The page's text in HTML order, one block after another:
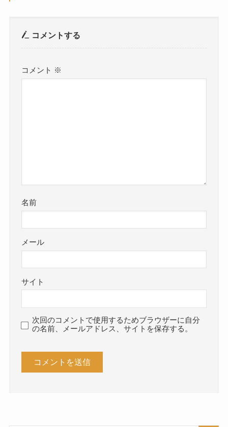
コメントする
コメント ※
名前
メール
サイト
次回のコメントで使用するためブラウザーに自分
の名前、メールアドレス、サイトを保存する。